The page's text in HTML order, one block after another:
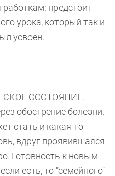
предстоит
урока, который так и
усвоен.
СОСТОЯНИЕ.
обострение болезни.
стать и какая-то
вдруг проявившаяся
Готовность к новым
есть, то "семейного"